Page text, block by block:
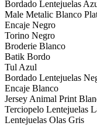
Bordado Lentejuelas
Male Metalic Blanco
Encaje Negro
Torino Negro
Broderie Blanco
Batik Bordo
Tul Azul
Bordado Lentejuelas
Encaje Blanco
Jersey Animal Print
Terciopelo Lentejuelas
Lentejuelas Olas Gris